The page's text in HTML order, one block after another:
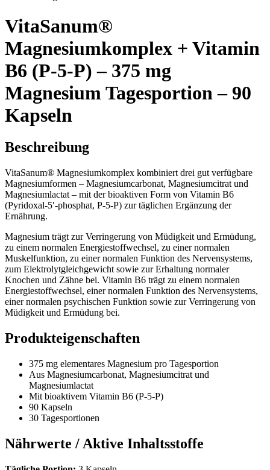
VitaSanum®
Magnesiumkomplex + Vitamin
B6 (P-5-P) – 375 mg
Magnesium Tagesportion – 90
Kapseln
Beschreibung
VitaSanum® Magnesiumkomplex kombiniert drei gut verfügbare
Magnesiumformen – Magnesiumcarbonat, Magnesiumcitrat und
Magnesiumlactat – mit der bioaktiven Form von Vitamin B6
(Pyridoxal-5′-phosphat, P-5-P) zur täglichen Ergänzung der
Ernährung.
Magnesium trägt zur Verringerung von Müdigkeit und Ermüdung,
zu einem normalen Energiestoffwechsel, zu einer normalen
Muskelfunktion, zu einer normalen Funktion des Nervensystems,
zum Elektrolytgleichgewicht sowie zur Erhaltung normaler
Knochen und Zähne bei. Vitamin B6 trägt zu einem normalen
Energiestoffwechsel, einer normalen Funktion des Nervensystems,
einer normalen psychischen Funktion sowie zur Verringerung von
Müdigkeit und Ermüdung bei.
Produkteigenschaften
375 mg elementares Magnesium pro Tagesportion
Aus Magnesiumcarbonat, Magnesiumcitrat und
Magnesiumlactat
Mit bioaktivem Vitamin B6 (P-5-P)
90 Kapseln
30 Tagesportionen
Nährwerte / Aktive Inhaltsstoffe